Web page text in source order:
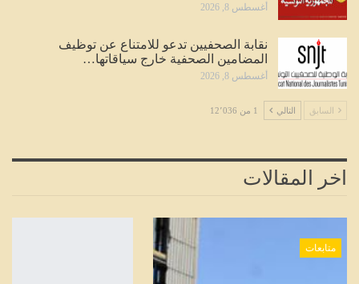
أغسطس 8, 2026
نقابة الصحفيين تدعو للامتناع عن توظيف
المضامين الصحفية خارج سياقاتها…
أغسطس 8, 2026
السابق التالي 1 من 12٬036
اخر المقالات
متابعات